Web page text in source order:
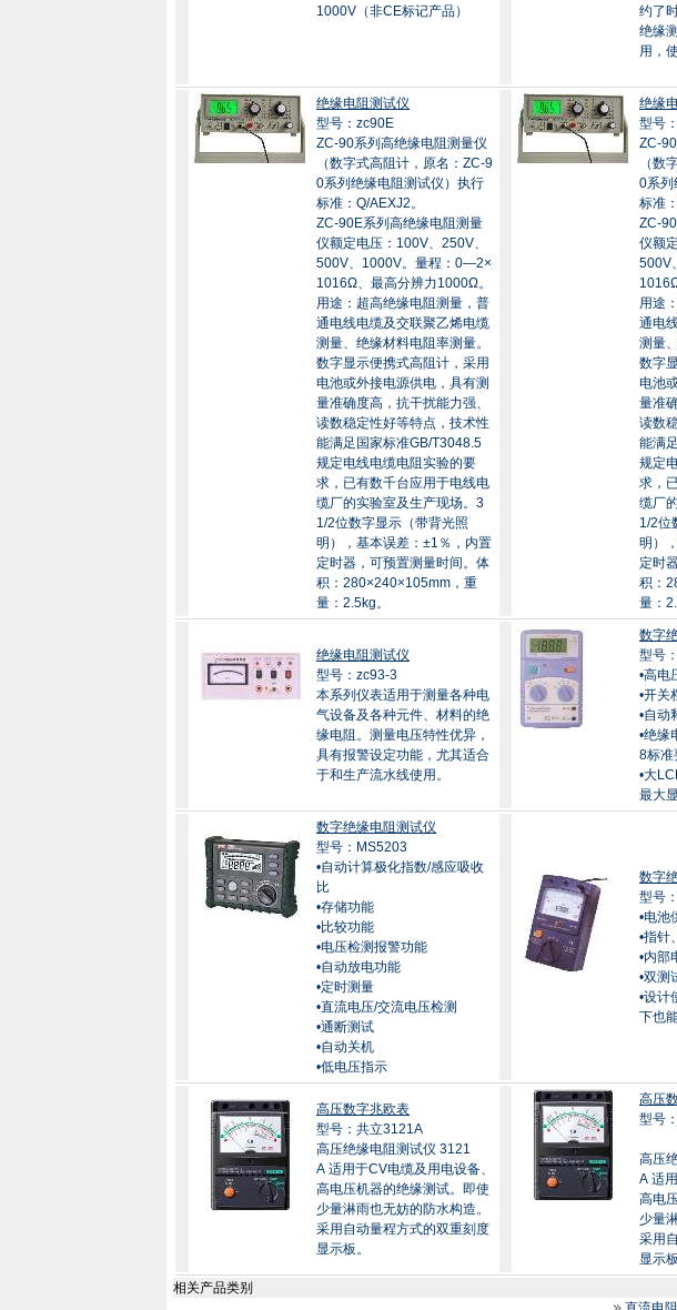
1000V（非CE标记产品）
约了
绝缘
用，
绝缘电阻测试仪
型号：zc90E
ZC-90系列高绝缘电阻测量仪
（数字式高阻计，原名：ZC-9
0系列绝缘电阻测试仪）执行
标准：Q/AEXJ2。
ZC-90E系列高绝缘电阻测量
仪额定电压：100V、250V、
500V、1000V。量程：0—2×
1016Ω、最高分辨力1000Ω。
用途：超高绝缘电阻测量，普
通电线电缆及交联聚乙烯电缆
测量、绝缘材料电阻率测量。
数字显示便携式高阻计，采用
电池或外接电源供电，具有测
量准确度高，抗干扰能力强、
读数稳定性好等特点，技术性
能满足国家标准GB/T3048.5
规定电线电缆电阻实验的要
求，已有数千台应用于电线电
缆厂的实验室及生产现场。3
1/2位数字显示（带背光照
明），基本误差：±1％，内置
定时器，可预置测量时间。体
积：280×240×105mm，重
量：2.5kg。
绝缘
型号
ZC-
（数
0系列
标准
ZC-
仪额
500V
用途
通电
测量
数字
电池
量准
读数
能满
规定
求，
缆厂
1/2位
明）
定时
积：
量：
绝缘电阻测试仪
型号：zc93-3
本系列仪表适用于测量各种电
气设备及各种元件、材料的绝
缘电阻。测量电压特性优异，
具有报警设定功能，尤其适合
于和生产流水线使用。
数字
型号
•高电
•开关
•自动
•绝缘
8标准
•大
最大
数字绝缘电阻测试仪
型号：MS5203
•自动计算极化指数/感应吸收
比
•存储功能
•比较功能
•电压检测报警功能
•自动放电功能
•定时测量
•直流电压/交流电压检测
•通断测试
•自动关机
•低电压指示
数字
型号
•电池
•指针
•内部
•双测
•设计
下也
高压数字兆欧表
型号：共立3121A
高压绝缘电阻测试仪 3121
A 适用于CV电缆及用电设备、
高电压机器的绝缘测试。即使
少量淋雨也无妨的防水构造。
采用自动量程方式的双重刻度
显示板。
高压
型号
高压
A 适
高电
少量
采用
显示板
相关产品类别